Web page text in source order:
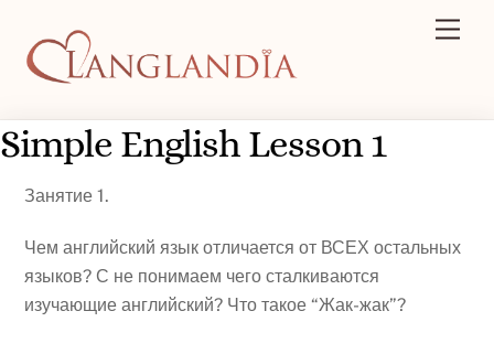
content
Simple English Lesson 1
Занятие 1.
Чем английский язык отличается от ВСЕХ остальных
языков? С не понимаем чего сталкиваются
изучающие английский? Что такое “Жак-жак”?